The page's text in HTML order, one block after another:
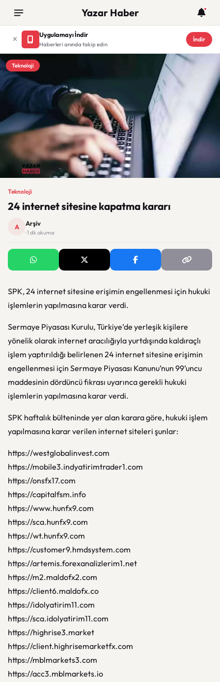
Yazar Haber
Uygulamayı İndir
Haberleri anında takip edin
İndir
Teknoloji
Teknoloji
24 internet sitesine kapatma kararı
A Arşiv
· 1 dk okuma
SPK, 24 internet sitesine erişimin engellenmesi için hukuki
işlemlerin yapılmasına karar verdi.
Sermaye Piyasası Kurulu, Türkiye’de yerleşik kişilere
yönelik olarak internet aracılığıyla yurtdışında kaldıraçlı
işlem yaptırıldığı belirlenen 24 internet sitesine erişimin
engellenmesi için Sermaye Piyasası Kanunu’nun 99’uncu
maddesinin dördüncü fıkrası uyarınca gerekli hukuki
işlemlerin yapılmasına karar verdi.
SPK haftalık bülteninde yer alan karara göre, hukuki işlem
yapılmasına karar verilen internet siteleri şunlar:
https://westglobalinvest.com
https://mobile3.indyatirimtrader1.com
https://onsfx17.com
https://capitalfsm.info
https://www.hunfx9.com
https://sca.hunfx9.com
https://wt.hunfx9.com
https://customer9.hmdsystem.com
https://artemis.forexanalizlerim1.net
https://m2.maldofx2.com
https://client6.maldofx.co
https://idolyatirim11.com
https://sca.idolyatirim11.com
https://highrise3.market
https://client.highrisemarketfx.com
https://mblmarkets3.com
https://acc3.mblmarkets.io